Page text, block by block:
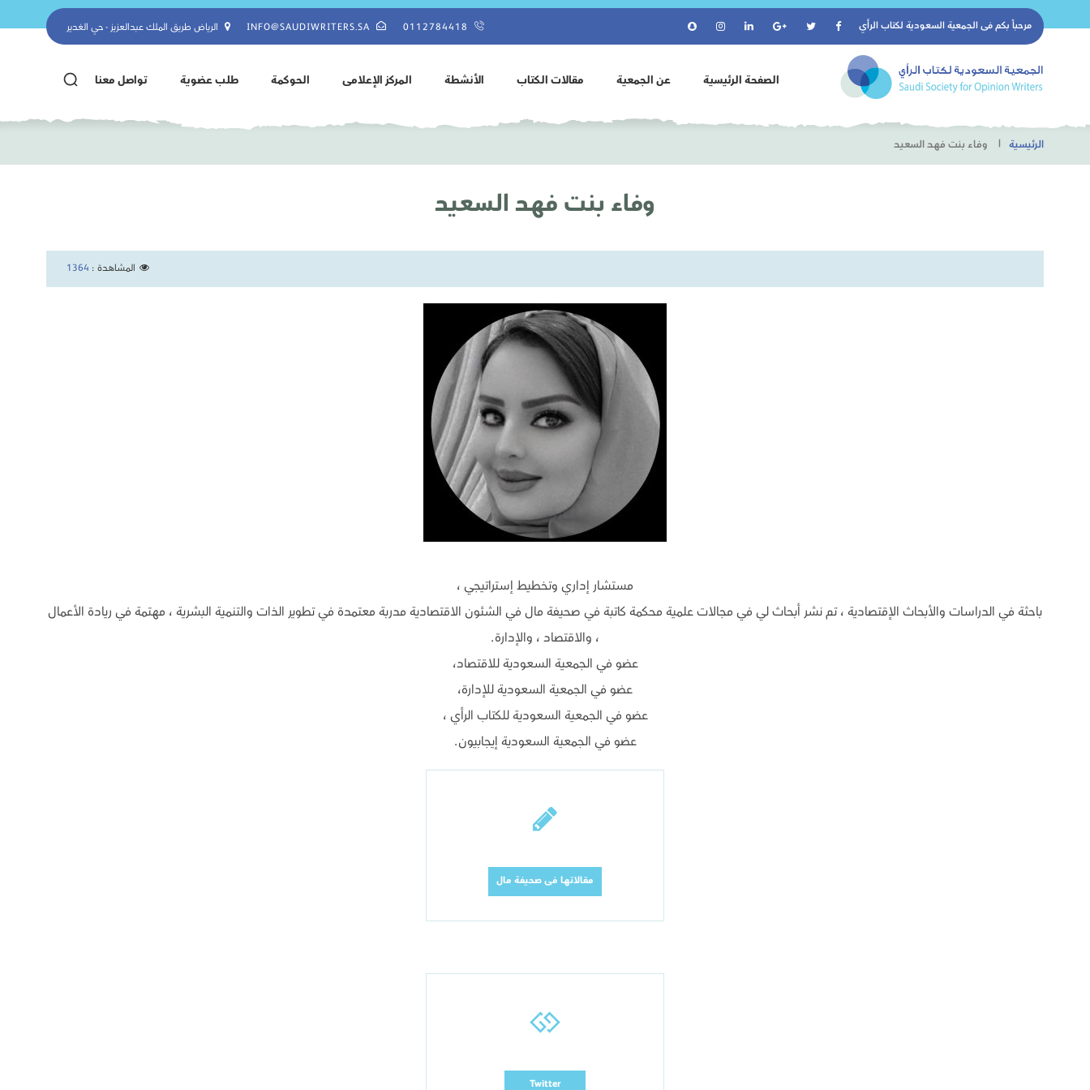
مرحباً بكم فىالجمعية السعودية لكتاب الرأي 0112784418
INFO@SAUDIWRITERS.SA الرياض طريق الملك عبدالعزيز - حي الغدير
الصفحة الرئيسية عن الجمعية مقالات الكتاب الأنشطة المركز الإعلامى الحوكمة طلب عضوية تواصل معنا
الرئيسية وفاء بنت فهد السعيد
وفاء بنت فهد السعيد
المشاهدة :1364
مستشار إداري وتخطيط إستراتيجي ،
باحثة في الدراسات والأبحاث الإقتصادية ، تم نشر أبحاث لي في مجالات علمية محكمة كاتبة في صحيفة مال في الشئون الاقتصادية مدربة معتمدة في تطوير الذات والتنمية البشرية ، مهتمة في ريادة الأعمال
، والاقتصاد ، والإدارة.
عضو في الجمعية السعودية للاقتصاد،
عضو في الجمعية السعودية للإدارة،
عضو في الجمعية السعودية للكتاب الرأي ،
عضو في الجمعية السعودية إيجابيون.
مقالاتها فى صحيفة مال
Twitter